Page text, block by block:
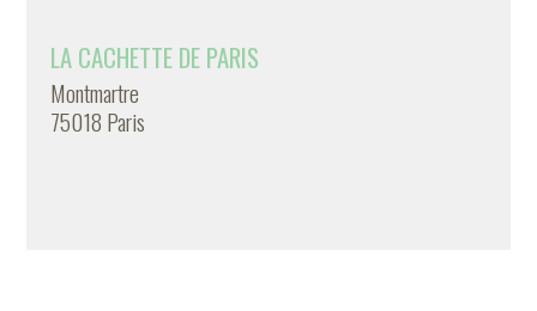
LA CACHETTE DE PARIS
Montmartre
75018 Paris